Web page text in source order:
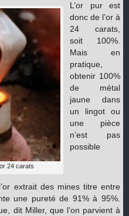
24 carats
L’or pur est
donc de l’or à
24 carats,
soit 100%.
Mais en
pratique,
obtenir 100%
de métal
jaune dans
un lingot ou
une pièce
n’est pas
possible
extrait des mines titre entre
une pureté de 91% à 95%.
dit Miller, que l’on parvient à